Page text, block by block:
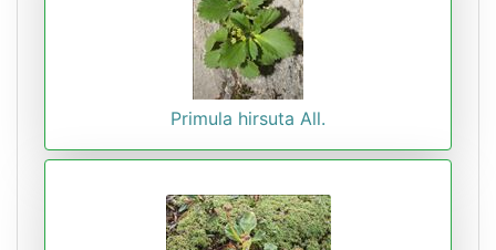
Primula hirsuta All.